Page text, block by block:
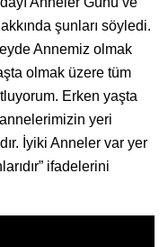
şunları söyledi.
Annemiz olmak
olmak üzere tüm
Erken yaşta
yeri
İyiki Anneler var yer
ifadelerini